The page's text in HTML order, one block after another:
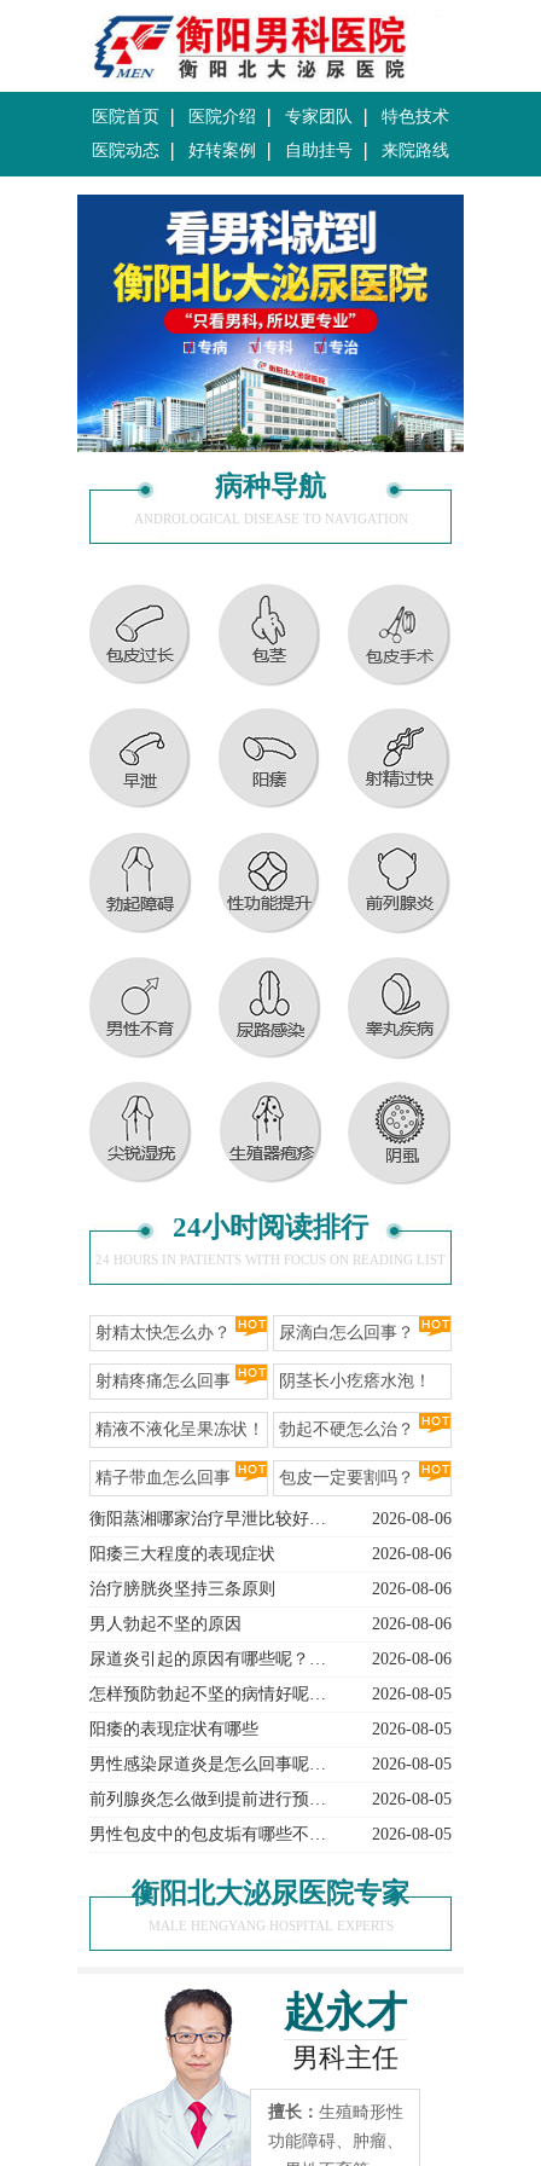
医院首页 医院介绍 专家团队
特色技术
医院动态
好转案例 自助挂号 来院路线
病种导航
ANDROLOGICAL DISEASE TO NAVIGATION
24小时阅读排行
24 HOURS IN PATIENTS WITH FOCUS ON READING LIST
射精太快怎么办？ 尿滴白怎么回事？
射精疼痛怎么回事 阴茎长小疙瘩水泡！
精液不液化呈果冻状！ 勃起不硬怎么治？
精子带血怎么回事 包皮一定要割吗？
2026-08-06
衡阳蒸湘哪家治疗早泄比较好…
2026-08-06
阳痿三大程度的表现症状
2026-08-06
治疗膀胱炎坚持三条原则
2026-08-06
男人勃起不坚的原因
2026-08-06
尿道炎引起的原因有哪些呢？…
2026-08-05
怎样预防勃起不坚的病情好呢…
2026-08-05
阳痿的表现症状有哪些
2026-08-05
男性感染尿道炎是怎么回事呢…
2026-08-05
前列腺炎怎么做到提前进行预…
2026-08-05
男性包皮中的包皮垢有哪些不…
衡阳北大泌尿医院专家
MALE HENGYANG HOSPITAL EXPERTS
赵永才
男科主任
擅长： 生殖畸形性
功能障碍、肿瘤、